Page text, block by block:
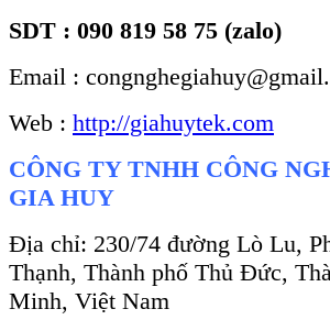
SDT : 090 819 58 75 (zalo)
Email :
Web : http://giahuytek.com
CÔNG TY TNHH CÔNG
GIA HUY
Địa chỉ: 230/74 đường Lò Lu,
Thạnh, Thành phố Thủ Đức,
Minh, Việt Nam